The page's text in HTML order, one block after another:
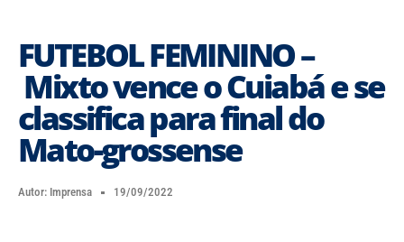
FUTEBOL FEMININO –
Mixto vence o Cuiabá e se
classifica para final do
Mato-grossense
Autor: Imprensa 19/09/2022